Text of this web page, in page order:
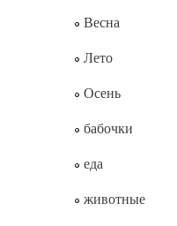
Весна
Лето
Осень
бабочки
еда
животные